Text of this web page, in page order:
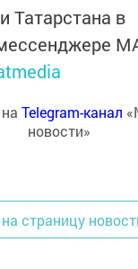
Татарстана в
Telegram-канал
новости»
страницу